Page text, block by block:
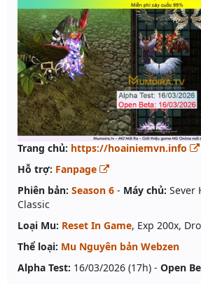
Trang chủ: https://hoainiemvn.info
Hỗ trợ: Fanpage
Phiên bản: Season 6 - Máy chủ: Sever
Classic
Loại Mu: Reset In Game, Exp 200x,
Thể loại: Mu Nguyên bản Webzen
Alpha Test: 16/03/2026 (17h) - Open